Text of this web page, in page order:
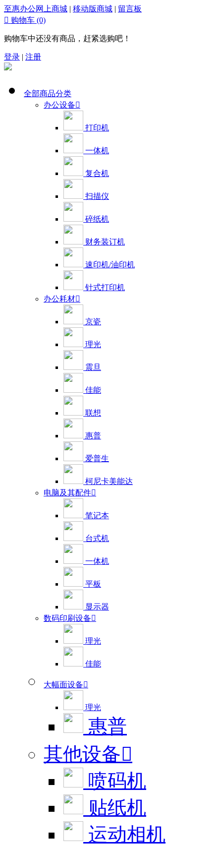
至惠办公网上商城 | 移动版商城 | 留言板
 购物车 (0)
购物车中还没有商品，赶紧选购吧！
登录 | 注册
全部商品分类
办公设备
打印机
一体机
复合机
扫描仪
碎纸机
财务装订机
速印机/油印机
针式打印机
办公耗材
京瓷
理光
震旦
佳能
联想
惠普
爱普生
柯尼卡美能达
电脑及其配件
笔记本
台式机
一体机
平板
显示器
数码印刷设备
理光
佳能
大幅面设备
理光
惠普
其他设备
喷码机
贴纸机
运动相机